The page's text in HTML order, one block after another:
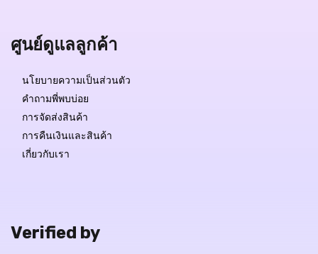
ศูนย์ดูแลลูกค้า
นโยบายความเป็นส่วนตัว
คำถามพี่พบบ่อย
การจัดส่งสินค้า
การคืนเงินและสินค้า
เกี่ยวกับเรา
Verified by